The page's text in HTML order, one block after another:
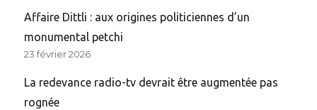
Affaire Dittli : aux origines politiciennes d’un
monumental petchi
23 février 2026
La redevance radio-tv devrait être augmentée pas
rognée